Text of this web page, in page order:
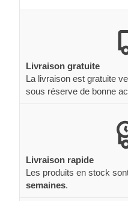
Livraison gratuite
La livraison est gratuite
sous réserve de bonne
Livraison rapide
Les produits en stock
semaines.